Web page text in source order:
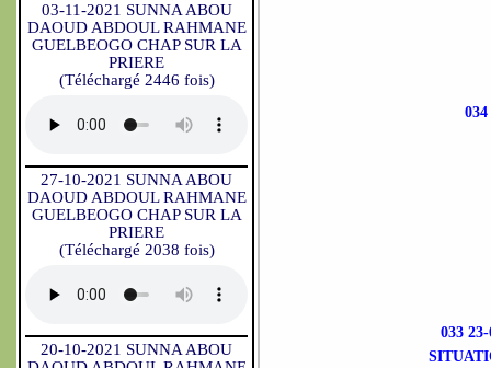
03-11-2021 SUNNA ABOU
DAOUD ABDOUL RAHMANE
GUELBEOGO CHAP SUR LA
PRIERE
(Téléchargé 2446 fois)
27-10-2021 SUNNA ABOU
DAOUD ABDOUL RAHMANE
GUELBEOGO CHAP SUR LA
PRIERE
(Téléchargé 2038 fois)
20-10-2021 SUNNA ABOU
033